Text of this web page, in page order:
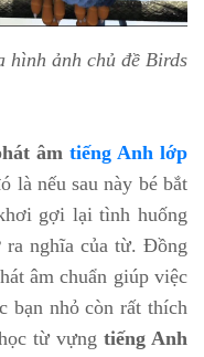
hình ảnh chủ đề Birds
âm tiếng Anh lớp
là nếu sau này bé bắt
gợi lại tình huống
ra nghĩa của từ. Đồng
âm chuẩn giúp việc
bạn nhỏ còn rất thích
từ vựng tiếng Anh